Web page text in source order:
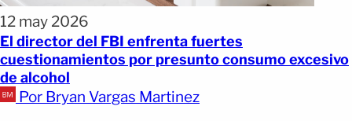
12 may 2026
El director del FBI enfrenta fuertes
cuestionamientos por presunto consumo excesivo
de alcohol
Por Bryan Vargas Martinez